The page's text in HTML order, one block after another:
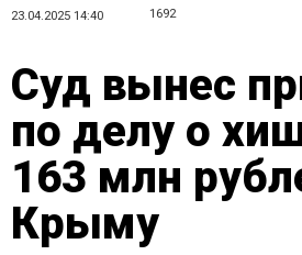
23.04.2025 14:40 1692
Суд вынес
по делу о
163 млн
Крыму